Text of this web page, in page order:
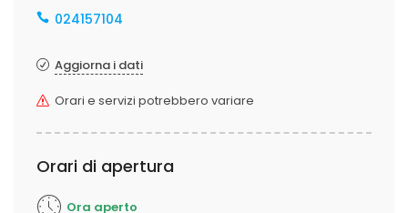
024157104
Aggiorna i dati
Orari e servizi potrebbero variare
Orari di apertura
Ora aperto